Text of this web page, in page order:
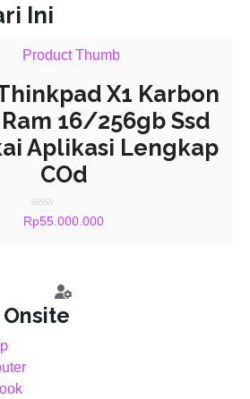
Ini
X1 Karbon
16/256gb Ssd
Aplikasi Lengkap
COd
Rated
0
Rp55.000.000